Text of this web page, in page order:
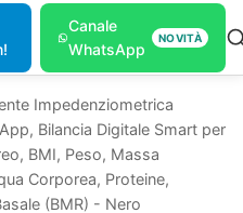
Canale
WhatsApp
NOVITÀ
Impedenziometrica
Bilancia Digitale Smart per
BMI, Peso, Massa
Corporea, Proteine,
(BMR) - Nero